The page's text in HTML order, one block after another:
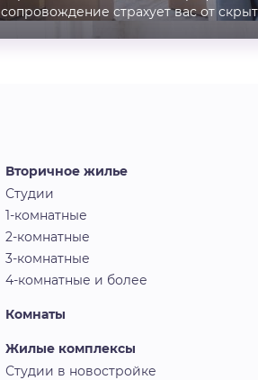
сопровождение страхует вас от
Вторичное жилье
Студии
1-комнатные
2-комнатные
3-комнатные
4-комнатные и более
Комнаты
Жилые комплексы
Студии в новостройке